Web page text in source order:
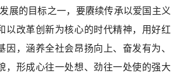
展的目标之一，要赓续传承以爱国主义
以改革创新为核心的时代精神，用好红
因，涵养全社会昂扬向上、奋发有为、
，形成心往一处想、劲往一处使的强大